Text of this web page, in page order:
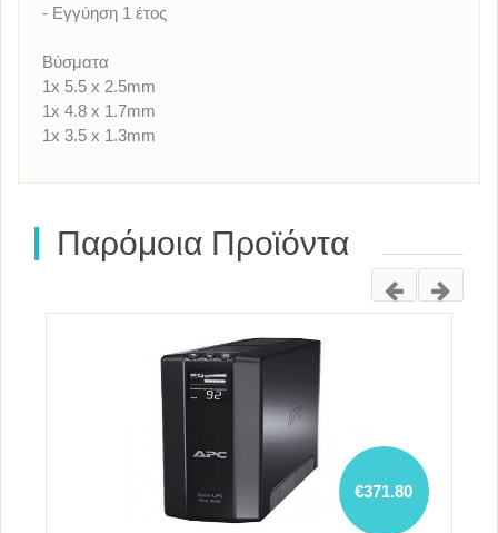
- Εγγύηση 1 έτος
Βύσματα
1x 5.5 x 2.5mm
1x 4.8 x 1.7mm
1x 3.5 x 1.3mm
Παρόμοια Προϊόντα
€371.80